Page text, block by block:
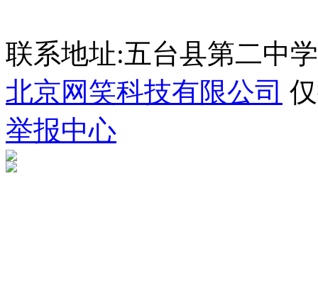
联系地址:五台县第二中
北京网笑科技有限公司
举报中心